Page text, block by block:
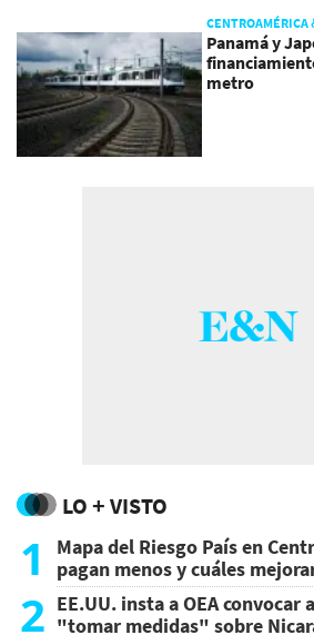
CENTROAMÉRICA
Panamá y
metro
LO + VISTO
1
Mapa del Riesgo País en
pagan menos y cuáles
2 EE.UU. insta a OEA convocar
"tomar medidas" sobre